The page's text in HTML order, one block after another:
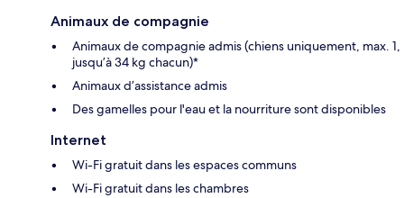
Animaux de compagnie
Animaux de compagnie admis (chiens uniquement, max. 1,
jusqu’à 34 kg chacun)*
Animaux d’assistance admis
Des gamelles pour l'eau et la nourriture sont disponibles
Internet
Wi-Fi gratuit dans les espaces communs
Wi-Fi gratuit dans les chambres